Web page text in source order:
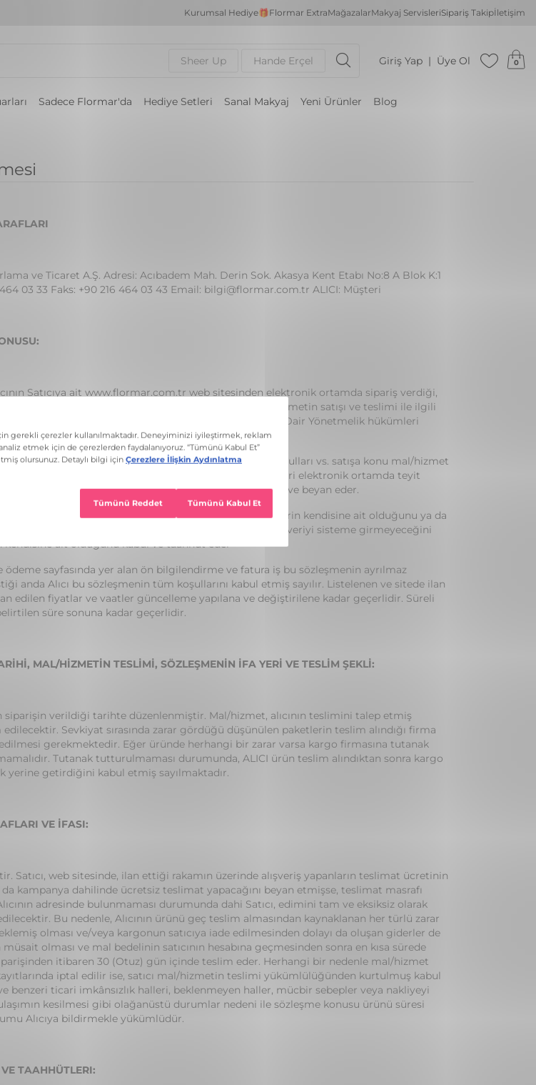
Kurumsal Hediye🎁Flormar ExtraMağazalarMakyaj ServisleriSipariş Takipİletişim
Sheer Up Hande Erçel Giriş Yap Üye Ol 0
Sadece Flormar'da Hediye Setleri Sanal Makyaj Yeni Ürünler Blog
ve Ticaret A.Ş. Adresi: Acıbadem Mah. Derin Sok. Akasya Kent Etabı No:8 A Blok K:1
03 33 Faks: +90 216 464 03 43 Email: bilgi@flormar.com.tr ALICI: Müşteri
Satıcıya ait www.flormar.com.tr web sitesinden elektronik ortamda sipariş verdiği,
haiz ve yine sözleşmede satış fiyatı belirtilen mal/hizmetin satışı ve teslimi ile ilgili
Korunması Hakkındaki Kanun ve Mesafeli Sözleşmelere Dair Yönetmelik hükümleri
saptanmasıdır.
temel nitelikleri, satış fiyatı, ödeme şekli, teslimat koşulları vs. satışa konu mal/hizmet
hakkı konusunda bilgi sahibi olduğunu, bu ön bilgileri elektronik ortamda teyit
sipariş verdiğini is bu sözleşme hükümlerince kabul ve beyan eder.
gerekse alışverişi esnasında sisteme girmiş olduğu verilerin kendisine ait olduğunu ya da
kendisine ya da kullanım hakkı olmadığı hiçbir veriyi sisteme girmeyeceğini
ait olduğunu kabul ve taahhüt eder
sayfasında yer alan ön bilgilendirme ve fatura iş bu sözleşmenin ayrılmaz
anda Alıcı bu sözleşmenin tüm koşullarını kabul etmiş sayılır. Listelenen ve sitede ilan
edilen fiyatlar ve vaatler güncelleme yapılana ve değiştirilene kadar geçerlidir. Süreli
süre sonuna kadar geçerlidir.
MAL/HİZMETİN TESLİMİ, SÖZLEŞMENİN İFA YERİ VE TESLİM ŞEKLİ:
siparişin verildiği tarihte düzenlenmiştir. Mal/hizmet, alıcının teslimini talep etmiş
Sevkiyat sırasında zarar gördüğü düşünülen paketlerin teslim alındığı firma
gerekmektedir. Eğer üründe herhangi bir zarar varsa kargo firmasına tutanak
Tutanak tutturulmaması durumunda, ALICI ürün teslim alındıktan sonra kargo
yerine getirdiğini kabul etmiş sayılmaktadır.
VE İFASI:
Satıcı, web sitesinde, ilan ettiği rakamın üzerinde alışveriş yapanların teslimat ücretinin
da kampanya dahilinde ücretsiz teslimat yapacağını beyan etmişse, teslimat masrafı
adresinde bulunmaması durumunda dahi Satıcı, edimini tam ve eksiksiz olarak
Bu nedenle, Alıcının ürünü geç teslim almasından kaynaklanan her türlü zarar
olması ve/veya kargonun satıcıya iade edilmesinden dolayı da oluşan giderler de
olması ve mal bedelinin satıcının hesabına geçmesinden sonra en kısa sürede
itibaren 30 (Otuz) gün içinde teslim eder. Herhangi bir nedenle mal/hizmet
iptal edilir ise, satıcı mal/hizmetin teslimi yükümlülüğünden kurtulmuş kabul
benzeri ticari imkânsızlık halleri, beklenmeyen haller, mücbir sebepler veya nakliyeyi
kesilmesi gibi olağanüstü durumlar nedeni ile sözleşme konusu ürünü süresi
Alıcıya bildirmekle yükümlüdür.
TAAHHÜTLERI: